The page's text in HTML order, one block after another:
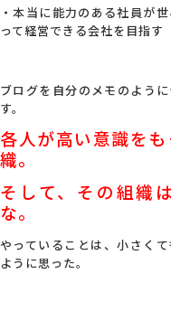
・本当に能力のある社員が
って経営できる会社を目指す
ブログを自分のメモのよう
す。
各人が高い意識を
織。
そして、その組織
な。
やっていることは、小さく
ように思った。